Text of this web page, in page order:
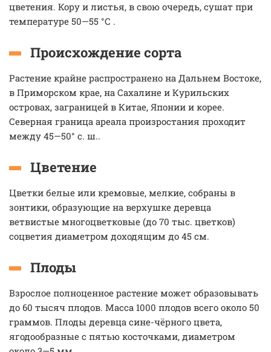
цветения. Кору и листья, в свою очередь, сушат при
температуре 50—55 °С .
Происхождение сорта
Растение крайне распространено на Дальнем Востоке,
в Приморском крае, на Сахалине и Курильских
островах, заграницей в Китае, Японии и корее.
Северная граница ареала произростания проходит
между 45—50° с. ш..
Цветение
Цветки белые или кремовые, мелкие, собраны в
зонтики, образующие на верхушке деревца
ветвистые многоцветковые (до 70 тыс. цветков)
соцветия диаметром доходящим до 45 см.
Плоды
Взрослое полноценное растение может образовывать
до 60 тысяч плодов. Масса 1000 плодов всего около 50
граммов. Плоды деревца сине-чёрного цвета,
ягодообразные с пятью косточками, диаметром